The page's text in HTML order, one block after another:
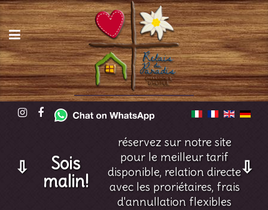
Sois
malin!
réservez sur notre site
pour le meilleur tarif
disponible, relation directe
avec les proriétaires, frais
d'annullation flexibles
⇩
⇩